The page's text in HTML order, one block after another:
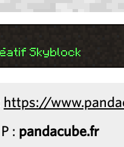
Skyblock
https://
: pandacube.fr